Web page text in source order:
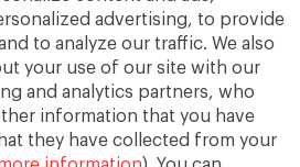
advertising, to provide
to analyze our traffic. We also
your use of our site with our
and analytics partners, who
information that you have
they have collected from your
Zona Euro